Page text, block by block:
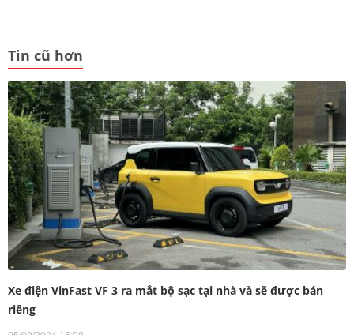
Tin cũ hơn
Xe điện VinFast VF 3 ra mắt bộ sạc tại nhà và sẽ được bán
riêng